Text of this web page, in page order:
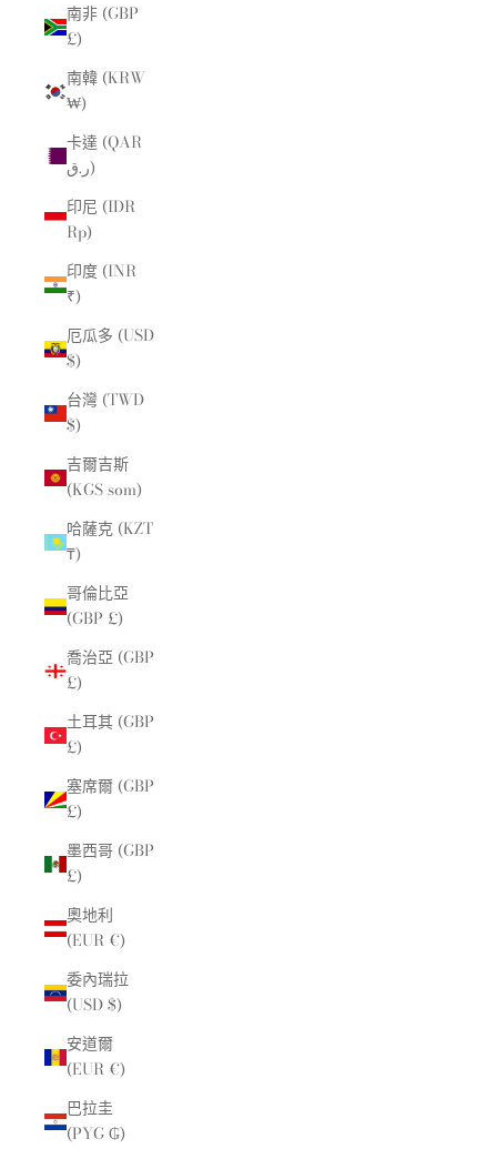
南非 (GBP
£)
南韓 (KRW
₩)
卡達 (QAR
ر.ق)
印尼 (IDR
Rp)
印度 (INR
₹)
厄瓜多 (USD
$)
台灣 (TWD
$)
吉爾吉斯
(KGS som)
哈薩克 (KZT
₸)
哥倫比亞
(GBP £)
喬治亞 (GBP
£)
土耳其 (GBP
£)
塞席爾 (GBP
£)
墨西哥 (GBP
£)
奧地利
(EUR €)
委內瑞拉
(USD $)
安道爾
(EUR €)
巴拉圭
(PYG ₲)